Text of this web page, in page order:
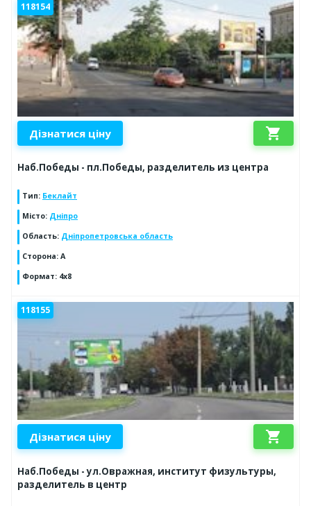
118154
Дізнатися ціну shopping_cart
Наб.Победы - пл.Победы, разделитель из центра
Тип: Беклайт
Місто: Дніпро
Область: Дніпропетровська область
Сторона: A
Формат: 4х8
118155
Дізнатися ціну shopping_cart
Наб.Победы - ул.Овражная, институт физультуры,
разделитель в центр